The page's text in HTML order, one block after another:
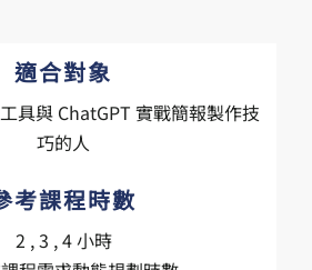
適合對象
具與 ChatGPT 實戰簡報製作技
巧的人
考課程時數
2 , 3 , 4 小時